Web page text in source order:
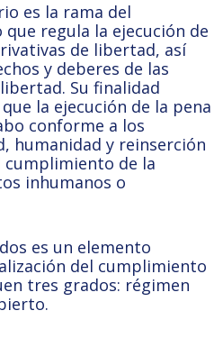
es la rama del
regula la ejecución de
de libertad, así
y deberes de las
Su finalidad
la ejecución de la pena
conforme a los
humanidad y reinserción
cumplimiento de la
inhumanos o
es un elemento
del cumplimiento
tres grados: régimen